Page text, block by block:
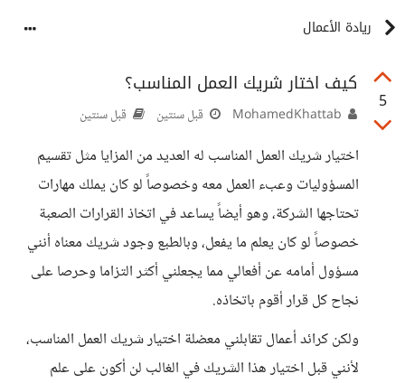
ريادة الأعمال
5
كيف اختار شريك العمل المناسب؟
قبل سنتين قبل سنتين
اختيار شريك العمل المناسب له العديد من المزايا مثل تقسيم
المسؤوليات وعبء العمل معه وخصوصاً لو كان يملك مهارات
تحتاجها الشركة، وهو أيضاً يساعد في اتخاذ القرارات الصعبة
خصوصاً لو كان يعلم ما يفعل، وبالطبع وجود شريك معناه أنني
مسؤول أمامه عن أفعالي مما يجعلني أكثر التزاما وحرصا على
نجاح كل قرار أقوم باتخاذه.
ولكن كرائد أعمال تقابلني معضلة اختيار شريك العمل المناسب،
لأنني قبل اختيار هذا الشريك في الغالب لن أكون على علم